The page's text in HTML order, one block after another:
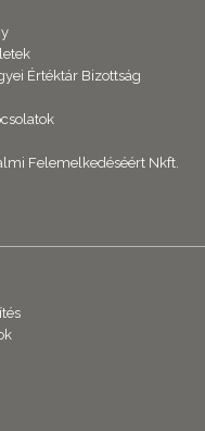
Értéktár Bizottság
Felemelkedéséért Nkft.